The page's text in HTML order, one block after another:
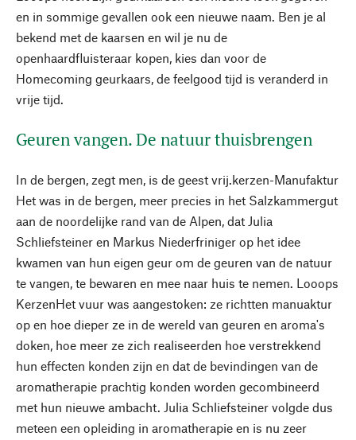
en in sommige gevallen ook een nieuwe naam. Ben je al
bekend met de kaarsen en wil je nu de
openhaardfluisteraar kopen, kies dan voor de
Homecoming geurkaars, de feelgood tijd is veranderd in
vrije tijd.
Geuren vangen. De natuur thuisbrengen
In de bergen, zegt men, is de geest vrij.kerzen-Manufaktur
Het was in de bergen, meer precies in het Salzkammergut
aan de noordelijke rand van de Alpen, dat Julia
Schliefsteiner en Markus Niederfriniger op het idee
kwamen van hun eigen geur om de geuren van de natuur
te vangen, te bewaren en mee naar huis te nemen. Looops
KerzenHet vuur was aangestoken: ze richtten manuaktur
op en hoe dieper ze in de wereld van geuren en aroma's
doken, hoe meer ze zich realiseerden hoe verstrekkend
hun effecten konden zijn en dat de bevindingen van de
aromatherapie prachtig konden worden gecombineerd
met hun nieuwe ambacht. Julia Schliefsteiner volgde dus
meteen een opleiding in aromatherapie en is nu zeer